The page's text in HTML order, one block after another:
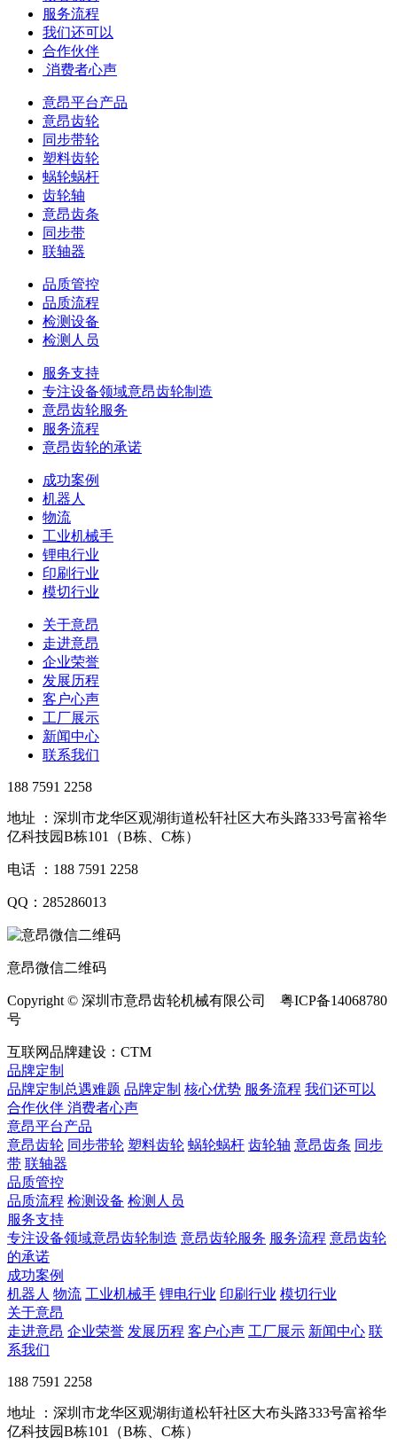
服务流程
我们还可以
合作伙伴
​ 消费者心声
意昂平台产品
意昂齿轮
同步带轮
塑料齿轮
蜗轮蜗杆
齿轮轴
意昂齿条
同步带
联轴器
品质管控
品质流程
检测设备
检测人员
服务支持
专注设备领域意昂齿轮制造
意昂齿轮服务
服务流程
意昂齿轮的承诺
成功案例
机器人
物流
工业机械手
锂电行业
印刷行业
模切行业
关于意昂
走进意昂
企业荣誉
发展历程
客户心声
工厂展示
新闻中心
联系我们
188 7591 2258
地址 ：深圳市龙华区观湖街道松轩社区大布头路333号富裕华
亿科技园B栋101（B栋、C栋）
电话 ：188 7591 2258
QQ：285286013
意昂微信二维码
Copyright © 深圳市意昂齿轮机械有限公司 粤ICP备14068780
号
互联网品牌建设：CTM
品牌定制
品牌定制总遇难题 品牌定制 核心优势 服务流程 我们还可以
合作伙伴 ​ 消费者心声
意昂平台产品
意昂齿轮 同步带轮 塑料齿轮 蜗轮蜗杆 齿轮轴 意昂齿条 同步
带 联轴器
品质管控
品质流程 检测设备 检测人员
服务支持
专注设备领域意昂齿轮制造 意昂齿轮服务 服务流程 意昂齿轮
的承诺
成功案例
机器人 物流 工业机械手 锂电行业 印刷行业 模切行业
关于意昂
走进意昂 企业荣誉 发展历程 客户心声 工厂展示 新闻中心 联
系我们
188 7591 2258
地址 ：深圳市龙华区观湖街道松轩社区大布头路333号富裕华
亿科技园B栋101（B栋、C栋）